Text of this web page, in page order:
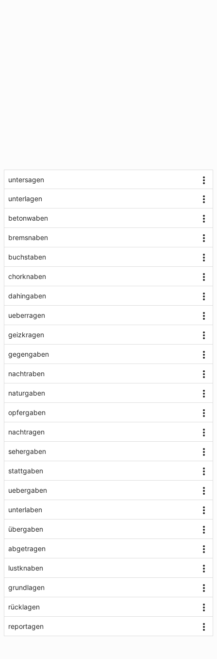
untersagen
unterlagen
betonwaben
bremsnaben
buchstaben
chorknaben
dahingaben
ueberragen
geizkragen
gegengaben
nachtraben
naturgaben
opfergaben
nachtragen
sehergaben
stattgaben
uebergaben
unterlaben
übergaben
abgetragen
lustknaben
grundlagen
rücklagen
reportagen